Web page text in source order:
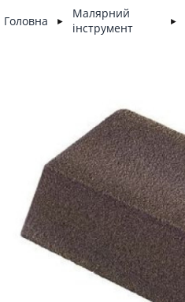
Головна ►
Малярний
інструмент
►